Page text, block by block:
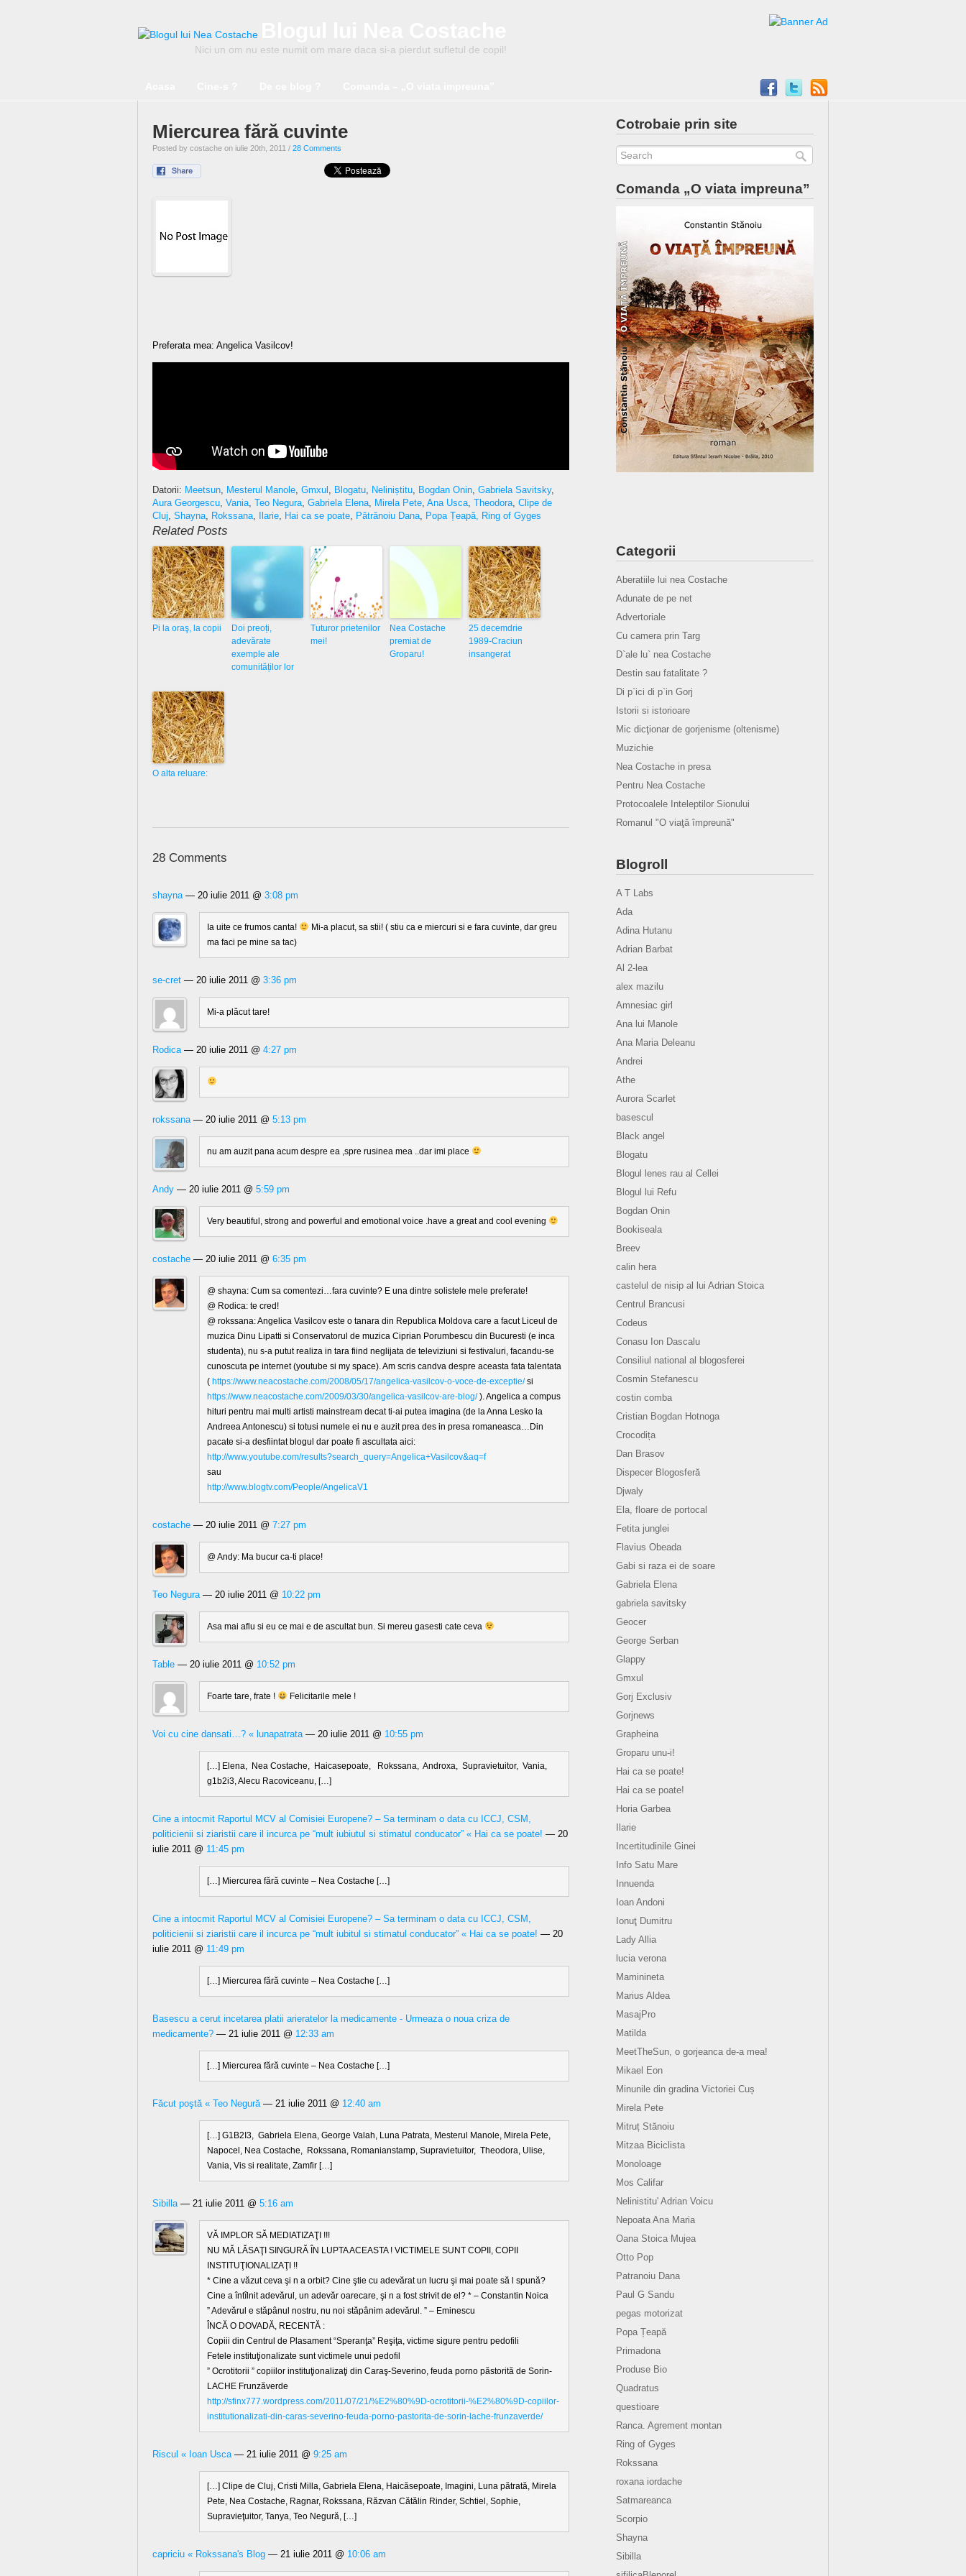
Nici un om nu este numit om mare daca si-a pierdut sufletul de copil!
Miercurea fără cuvinte
Posted by costache on iulie 20th, 2011 / 28 Comments
Preferata mea: Angelica Vasilcov!
Datorii: Meetsun, Mesterul Manole, Gmxul , Blogatu, Neliniștitu, Bogdan Onin, Gabriela Savitsky,
Aura Georgescu, Vania, Teo Negura, Gabriela Elena, Mirela Pete, Ana Usca, Theodora, Clipe de
Cluj, Shayna, Rokssana, Ilarie, Hai ca se poate, Pătrănoiu Dana, Popa Țeapă, Ring of Gyges
Related Posts
Pi la oraş, la copii
Doi preoți,
adevărate
exemple ale
comunităților lor
Tuturor prietenilor
mei!
Nea Costache
premiat de
Groparu!
25 decemdrie
1989-Craciun
insangerat
O alta reluare:
28 Comments
shayna— 20 iulie 2011 @ 3:08 pm
Ia uite ce frumos canta!
Mi-a placut, sa stii! ( stiu ca e miercuri si e fara cuvinte, dar greu
ma faci pe mine sa tac)
se-cret — 20 iulie 2011 @ 3:36 pm
Mi-a plăcut tare!
Rodica— 20 iulie 2011 @ 4:27 pm
rokssana— 20 iulie 2011 @ 5:13 pm
nu am auzit pana acum despre ea ,spre rusinea mea ..dar imi place
Andy — 20 iulie 2011 @ 5:59 pm
Very beautiful, strong and powerful and emotional voice .have a great and cool evening
costache — 20 iulie 2011 @ 6:35 pm
@ shayna: Cum sa comentezi…fara cuvinte? E una dintre solistele mele preferate!
@ Rodica: te cred!
@ rokssana: Angelica Vasilcov este o tanara din Republica Moldova care a facut Liceul de
muzica Dinu Lipatti si Conservatorul de muzica Ciprian Porumbescu din Bucuresti (e inca
studenta), nu s-a putut realiza in tara fiind neglijata de televiziuni si festivaluri, facandu-se
cunoscuta pe internet (youtube si my space). Am scris candva despre aceasta fata talentata
( https://www.neacostache.com/2008/05/17/angelica-vasilcov-o-voce-de-exceptie/si
https://www.neacostache.com/2009/03/30/angelica-vasilcov-are-blog/). Angelica a compus
hituri pentru mai multi artisti mainstream decat ti-ai putea imagina (de la Anna Lesko la
Andreea Antonescu) si totusi numele ei nu e auzit prea des in presa romaneasca…Din
pacate si-a desfiintat blogul dar poate fi ascultata aici:
http://www.youtube.com/results?search_query=Angelica+Vasilcov&aq=f
sau
http://www.blogtv.com/People/AngelicaV1
costache — 20 iulie 2011 @ 7:27 pm
@ Andy: Ma bucur ca-ti place!
Teo Negura— 20 iulie 2011 @ 10:22 pm
Asa mai aflu si eu ce mai e de ascultat bun. Si mereu gasesti cate ceva
Table — 20 iulie 2011 @ 10:52 pm
Foarte tare, frate ! Felicitarile mele !
Voi cu cine dansati…? « lunapatrata— 20 iulie 2011 @ 10:55 pm
[…] Elena, Nea Costache, Haicasepoate, Rokssana, Androxa, Supravietuitor, Vania,
g1b2i3, Alecu Racoviceanu, […]
Cine a intocmit Raportul MCV al Comisiei Europene? – Sa terminam o data cu ICCJ, CSM,
politicienii si ziaristii care il incurca pe “mult iubiutul si stimatul conducator” « Hai ca se poate! — 20
iulie 2011 @ 11:45 pm
[…] Miercurea fără cuvinte – Nea Costache […]
Cine a intocmit Raportul MCV al Comisiei Europene? – Sa terminam o data cu ICCJ, CSM,
politicienii si ziaristii care il incurca pe “mult iubitul si stimatul conducator” « Hai ca se poate! — 20
iulie 2011 @ 11:49 pm
[…] Miercurea fără cuvinte – Nea Costache […]
Basescu a cerut incetarea platii arieratelor la medicamente - Urmeaza o noua criza de
medicamente? — 21 iulie 2011 @ 12:33 am
[…] Miercurea fără cuvinte – Nea Costache […]
Făcut poştă « Teo Negură— 21 iulie 2011 @ 12:40 am
[…] G1B2I3, Gabriela Elena, George Valah, Luna Patrata, Mesterul Manole, Mirela Pete,
Napocel, Nea Costache, Rokssana, Romanianstamp, Supravietuitor, Theodora, Ulise,
Vania, Vis si realitate, Zamfir […]
Sibilla— 21 iulie 2011 @ 5:16 am
VĂ IMPLOR SĂ MEDIATIZAŢI !!!
NU MĂ LĂSAŢI SINGURĂ ÎN LUPTA ACEASTA ! VICTIMELE SUNT COPII, COPII
INSTITUŢIONALIZAŢI !!
* Cine a văzut ceva şi n a orbit? Cine ştie cu adevărat un lucru şi mai poate să l spună?
Cine a întîlnit adevărul, un adevăr oarecare, şi n a fost strivit de el? * – Constantin Noica
” Adevărul e stăpânul nostru, nu noi stăpânim adevărul. ” – Eminescu
ÎNCĂ O DOVADĂ, RECENTĂ :
Copiii din Centrul de Plasament “Speranţa” Reşiţa, victime sigure pentru pedofili
Fetele instituţionalizate sunt victimele unui pedofil
” Ocrotitorii ” copiilor instituţionalizaţi din Caraş-Severino, feuda porno păstorită de Sorin-
LACHE Frunzăverde
http://sfinx777.wordpress.com/2011/07/21/%E2%80%9D-ocrotitorii-%E2%80%9D-copiilor-
institutionalizati-din-caras-severino-feuda-porno-pastorita-de-sorin-lache-frunzaverde/
Riscul « Ioan Usca— 21 iulie 2011 @ 9:25 am
[…] Clipe de Cluj, Cristi Milla, Gabriela Elena, Haicăsepoate, Imagini, Luna pătrată, Mirela
Pete, Nea Costache, Ragnar, Rokssana, Răzvan Cătălin Rinder, Schtiel, Sophie,
Supravieţuitor, Tanya, Teo Negură, […]
capriciu « Rokssana's Blog — 21 iulie 2011 @ 10:06 am
Cotrobaie prin site
Comanda „O viata impreuna”
Categorii
Aberatiile lui nea Costache
Adunate de pe net
Advertoriale
Cu camera prin Targ
D`ale lu` nea Costache
Destin sau fatalitate ?
Di p`ici di p`in Gorj
Istorii si istorioare
Mic dicţionar de gorjenisme (oltenisme)
Muzichie
Nea Costache in presa
Pentru Nea Costache
Protocoalele Inteleptilor Sionului
Romanul "O viaţă împreună"
Blogroll
A T Labs
Ada
Adina Hutanu
Adrian Barbat
Al 2-lea
alex mazilu
Amnesiac girl
Ana lui Manole
Ana Maria Deleanu
Andrei
Athe
Aurora Scarlet
basescul
Black angel
Blogatu
Blogul lenes rau al Cellei
Blogul lui Refu
Bogdan Onin
Bookiseala
Breev
calin hera
castelul de nisip al lui Adrian Stoica
Centrul Brancusi
Codeus
Conasu Ion Dascalu
Consiliul national al blogosferei
Cosmin Stefanescu
costin comba
Cristian Bogdan Hotnoga
Crocodița
Dan Brasov
Dispecer Blogosferă
Djwaly
Ela, floare de portocal
Fetita junglei
Flavius Obeada
Gabi si raza ei de soare
Gabriela Elena
gabriela savitsky
Geocer
George Serban
Glappy
Gmxul
Gorj Exclusiv
Gorjnews
Grapheina
Groparu unu-i!
Hai ca se poate!
Hai ca se poate!
Horia Garbea
Ilarie
Incertitudinile Ginei
Info Satu Mare
Innuenda
Ioan Andoni
Ionuţ Dumitru
Lady Allia
lucia verona
Maminineta
Marius Aldea
MasajPro
Matilda
MeetTheSun, o gorjeanca de-a mea!
Mikael Eon
Minunile din gradina Victoriei Cuș
Mirela Pete
Mitruț Stănoiu
Mitzaa Biciclista
Monoloage
Mos Califar
Nelinistitu' Adrian Voicu
Nepoata Ana Maria
Oana Stoica Mujea
Otto Pop
Patranoiu Dana
Paul G Sandu
pegas motorizat
Popa Țeapă
Primadona
Produse Bio
Quadratus
questioare
Ranca. Agrement montan
Ring of Gyges
Rokssana
roxana iordache
Satmareanca
Scorpio
Shayna
Sibilla